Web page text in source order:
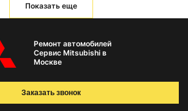
Показать еще
Ремонт автомобилей
Сервис Mitsubishi в
Москве
Заказать звонок